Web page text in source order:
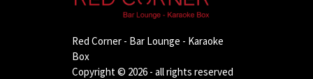
Red Corner - Bar Lounge - Karaoke
Box
Copyright © 2026 - all rights reserved